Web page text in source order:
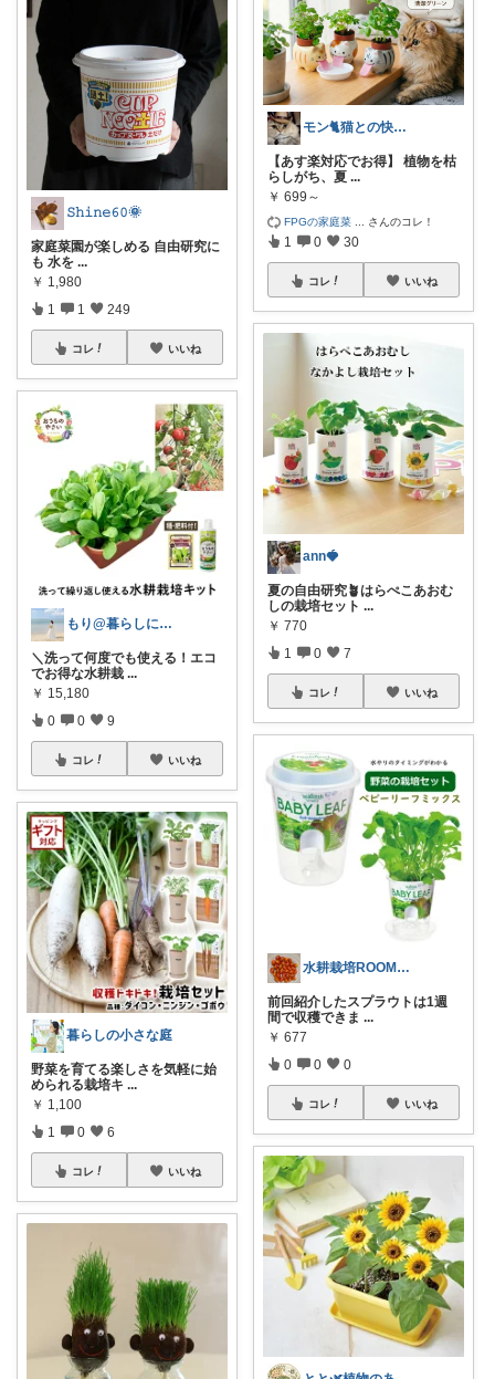
𝚂𝚑𝚒𝚗𝚎𝟼𝟶🌞
家庭菜園が楽しめる 自由研究に
も 水を ...
￥ 1,980
1 1 249
コレ いいね
もり@暮らしに彩りを🪴💐
＼洗って何度でも使える！エコ
でお得な水耕栽 ...
￥ 15,180
0 0 9
コレ いいね
暮らしの小さな庭
野菜を育てる楽しさを気軽に始
められる栽培キ ...
￥ 1,100
1 0 6
コレ いいね
モン🐈猫との快適な暮らし
【あす楽対応でお得】 植物を枯
らしがち、夏 ...
￥ 699～
FPGの家庭菜 さんのコレ！
1 0 30
コレ いいね
ann🍓
夏の自由研究🪴はらぺこあおむ
しの栽培セット ...
￥ 770
1 0 7
コレ いいね
水耕栽培ROOM｜初心者向け
前回紹介したスプラウトは1週
間で収穫できま ...
￥ 677
0 0 0
コレ いいね